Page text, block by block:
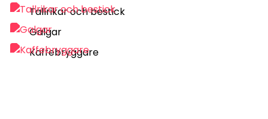
Tallrikar och bestick
Galgar
Kaffebryggare